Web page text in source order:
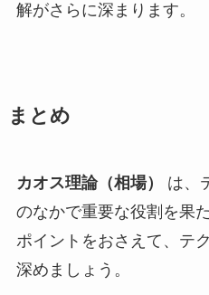
解がさらに深まります。
まとめ
カオス理論（相場）
は、
のなかで重要な役割を果
ポイントをおさえて、テ
深めましょう。